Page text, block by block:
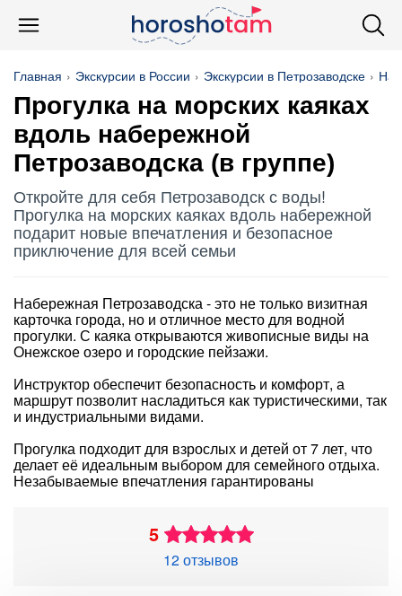
Главная Экскурсии в России Экскурсии в Петрозаводске
Прогулка на морских каяках
вдоль набережной
Петрозаводска (в группе)
Откройте для себя Петрозаводск с воды!
Прогулка на морских каяках вдоль набережной
подарит новые впечатления и безопасное
приключение для всей семьи
Набережная Петрозаводска - это не только визитная
карточка города, но и отличное место для водной
прогулки. С каяка открываются живописные виды на
Онежское озеро и городские пейзажи.
Инструктор обеспечит безопасность и комфорт, а
маршрут позволит насладиться как туристическими, так
и индустриальными видами.
Прогулка подходит для взрослых и детей от 7 лет, что
делает её идеальным выбором для семейного отдыха.
Незабываемые впечатления гарантированы
5
12 отзывов